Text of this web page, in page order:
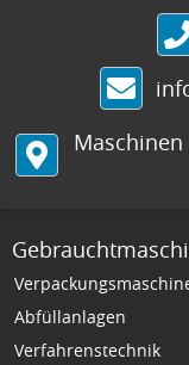
Abfüllanlagen
Verfahrenstechnik